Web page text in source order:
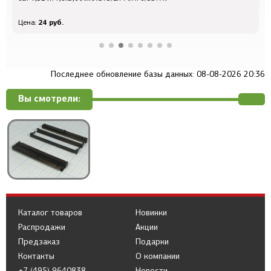
Цена: 24 руб.
Последнее обновление базы данных: 08-08-2026 20:36
Вы смотрели:
Каталог товаров
Распродажи
Предзаказ
Новинки
Акции
Подарки
Контакты
О компании